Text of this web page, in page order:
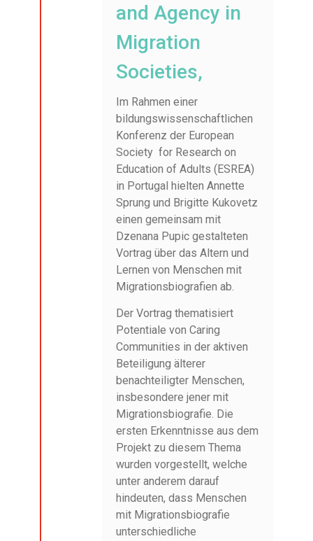
and Agency in
Migration
Societies,
Im Rahmen einer
bildungswissenschaftlichen
Konferenz der European
Society for Research on
Education of Adults (ESREA)
in Portugal hielten Annette
Sprung und Brigitte Kukovetz
einen gemeinsam mit
Dzenana Pupic gestalteten
Vortrag über das Altern und
Lernen von Menschen mit
Migrationsbiografien ab.
Der Vortrag thematisiert
Potentiale von Caring
Communities in der aktiven
Beteiligung älterer
benachteiligter Menschen,
insbesondere jener mit
Migrationsbiografie. Die
ersten Erkenntnisse aus dem
Projekt zu diesem Thema
wurden vorgestellt, welche
unter anderem darauf
hindeuten, dass Menschen
mit Migrationsbiografie
unterschiedliche